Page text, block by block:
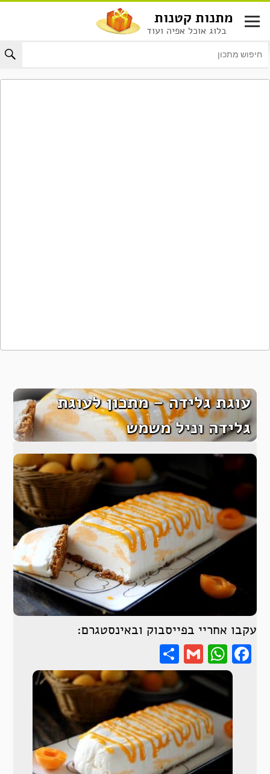
לתוכן
מתנות קטנות
בלוג אוכל אפיה ועוד
עוגת גלידה – מתכון לעוגת
גלידה וניל משמש
עקבו אחריי בפייסבוק ובאינסטגרם:
Facebook
WhatsApp
Gmail